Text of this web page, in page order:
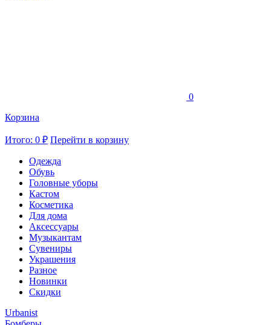
0
Корзина
Итого: 0 ₽ Перейти в корзину
Одежда
Обувь
Головные уборы
Кастом
Косметика
Для дома
Аксессуары
Музыкантам
Сувениры
Украшения
Разное
Новинки
Скидки
Urbanist